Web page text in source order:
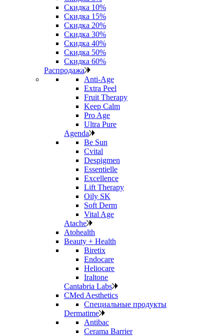
Скидка 10%
Скидка 15%
Скидка 20%
Скидка 30%
Скидка 40%
Скидка 50%
Скидка 60%
Распродажа
Anti‑Age
Extra Peel
Fruit Therapy
Keep Calm
Pro Age
Ultra Pure
Agenda
Be Sun
Cvital
Despigmen
Essentielle
Excellence
Lift Therapy
Oily SK
Soft Derm
Vital Age
Atache
Atohealth
Beauty + Health
Biretix
Endocare
Heliocare
Iraltone
Cantabria Labs
CMed Aesthetics
Специальные продукты
Dermatime
Antibac
Cerama Barrier